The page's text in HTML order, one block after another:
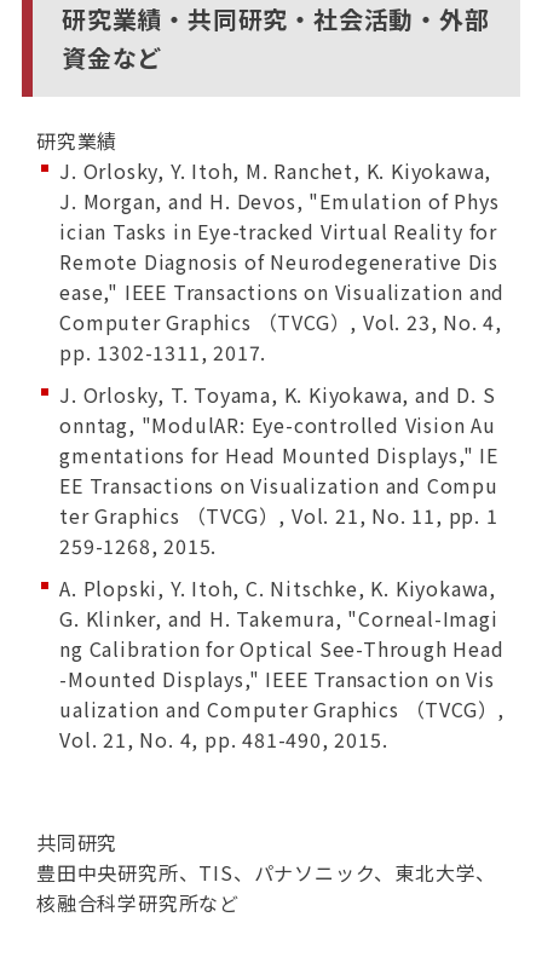
研究業績・共同研究・社会活動・外部
資金など
研究業績
J. Orlosky, Y. Itoh, M. Ranchet, K. Kiyokawa,
J. Morgan, and H. Devos, "Emulation of Phys
ician Tasks in Eye-tracked Virtual Reality for
Remote Diagnosis of Neurodegenerative Dis
ease," IEEE Transactions on Visualization and
Computer Graphics （TVCG）, Vol. 23, No. 4,
pp. 1302-1311, 2017.
J. Orlosky, T. Toyama, K. Kiyokawa, and D. S
onntag, "ModulAR: Eye-controlled Vision Au
gmentations for Head Mounted Displays," IE
EE Transactions on Visualization and Compu
ter Graphics （TVCG）, Vol. 21, No. 11, pp. 1
259-1268, 2015.
A. Plopski, Y. Itoh, C. Nitschke, K. Kiyokawa,
G. Klinker, and H. Takemura, "Corneal-Imagi
ng Calibration for Optical See-Through Head
-Mounted Displays," IEEE Transaction on Vis
ualization and Computer Graphics （TVCG）,
Vol. 21, No. 4, pp. 481-490, 2015.
共同研究
豊田中央研究所、TIS、パナソニック、東北大学、
核融合科学研究所など